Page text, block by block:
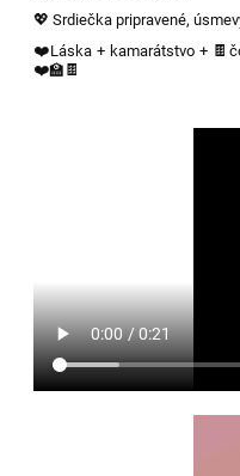
💖 Srdiečka pripravené,
❤️Láska + kamarátstvo +
❤️🏫🍫